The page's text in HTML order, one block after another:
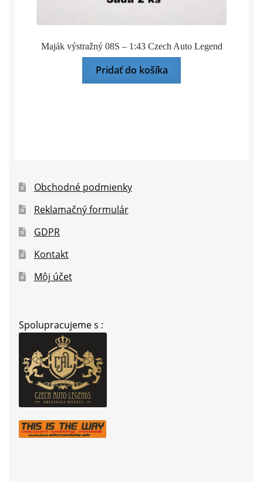
Maják výstražný 08S – 1:43 Czech Auto Legend
Pridať do košíka
Obchodné podmienky
Reklamačný formulár
GDPR
Kontakt
Môj účet
Spolupracujeme s :